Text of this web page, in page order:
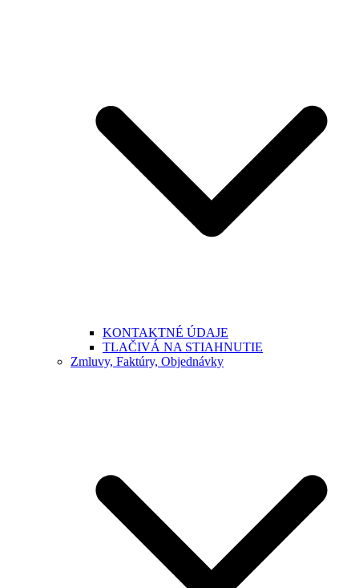
KONTAKTNÉ ÚDAJE
TLAČIVÁ NA STIAHNUTIE
Zmluvy, Faktúry, Objednávky